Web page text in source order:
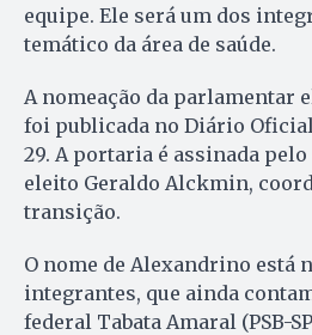
equipe. Ele será um dos
temático da área de saúde.
A nomeação da parlamentar
foi publicada no Diário
29. A portaria é assinada
eleito Geraldo Alckmin,
transição.
O nome de Alexandrino está
integrantes, que ainda
federal Tabata Amaral (PSB-